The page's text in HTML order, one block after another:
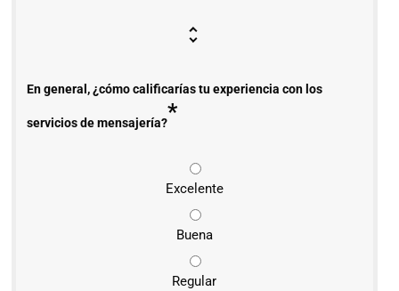
En general, ¿cómo calificarías tu experiencia con los
servicios de mensajería?*
Excelente
Buena
Regular